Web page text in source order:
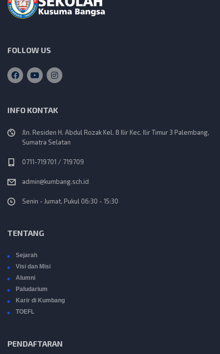
FOLLOW US
INFO KONTAK
Jln. Residen H. Abdul Rozak Kel. 8 Ilir Kec. Ilir Timur 3 Palembang,
Sumatra Selatan
0711-719701 / 719709
admin@kumbang.sch.id
Senin - Jumat, Pukul 06:30 - 15:30
TENTANG
Sejarah
Visi dan Misi
Alumni
Paludarium
Karir di Kumbang
TOEFL
PENDAFTARAN